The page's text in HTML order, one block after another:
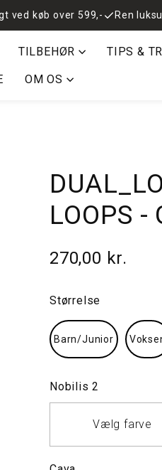
ved køb over 599,- Ren
TILBEHØR TIPS &
OM OS
LOOPS
Normalpris
270,00 kr.
Størrelse
Barn/Junior
Nobilis 2
Vælg farve